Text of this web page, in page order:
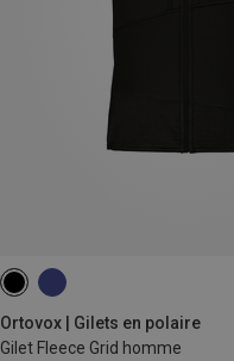
Ortovox | Gilets en polaire
Gilet Fleece Grid homme
S M